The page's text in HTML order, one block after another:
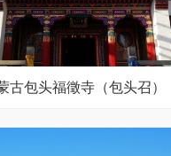
古包头福徵寺（包头召）